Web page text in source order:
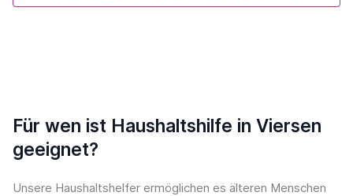
Für wen ist Haushaltshilfe in Viersen
geeignet?
Unsere Haushaltshelfer ermöglichen es älteren Menschen